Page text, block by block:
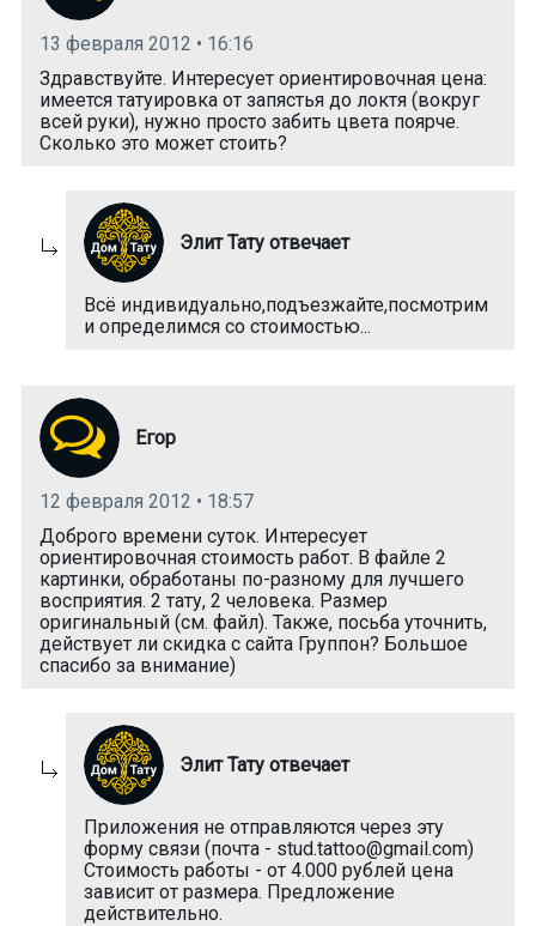
13 февраля 2012 • 16:16
Здравствуйте. Интересует ориентировочная цена:
имеется татуировка от запястья до локтя (вокруг
всей руки), нужно просто забить цвета поярче.
Сколько это может стоить?
Элит Тату отвечает
Всё индивидуально,подъезжайте,посмотрим
и определимся со стоимостью...
Егор
12 февраля 2012 • 18:57
Доброго времени суток. Интересует
ориентировочная стоимость работ. В файле 2
картинки, обработаны по-разному для лучшего
восприятия. 2 тату, 2 человека. Размер
оригинальный (см. файл). Также, посьба уточнить,
действует ли скидка с сайта Группон? Большое
спасибо за внимание)
Элит Тату отвечает
Приложения не отправляются через эту
форму связи (почта - stud.tattoo@gmail.com)
Стоимость работы - от 4.000 рублей цена
зависит от размера. Предложение
действительно.